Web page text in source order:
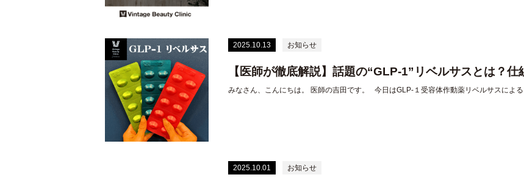
2025.10.13 お知らせ
【医師が徹底解説】話題の“GLP-1”リベルサスとは？
みなさん、こんにちは。 医師の吉田です。 今日はGLP-１受容体作動薬リベルサスによ
2025.10.01 お知らせ